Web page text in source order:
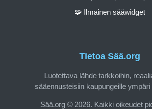
Tietoa Sää.org
Luotettava lähde tarkkoihin,
sääennusteisiin kaupungeille ympäri
Sää.org © 2026. Kaikki oikeudet
🧩 Ilmainen sääwidget